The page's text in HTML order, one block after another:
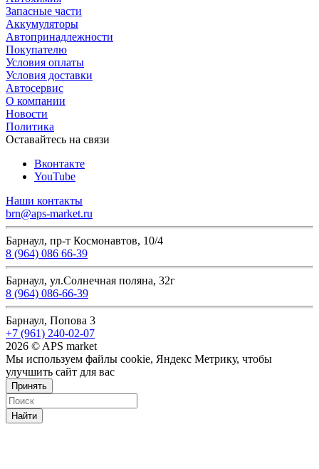
Запасные части
Аккумуляторы
Автопринадлежности
Покупателю
Условия оплаты
Условия доставки
Автосервис
О компании
Новости
Политика
Оставайтесь на связи
Вконтакте
YouTube
Наши контакты
brn@aps-market.ru
Барнаул, пр-т Космонавтов, 10/4
8 (964) 086 66-39
Барнаул, ул.Солнечная поляна, 32г
8 (964) 086-66-39
Барнаул, Попова 3
+7 (961) 240-02-07
2026 © APS market
Мы используем файлы cookie, Яндекс Метрику, чтобы
улучшить сайт для вас
Принять
Найти